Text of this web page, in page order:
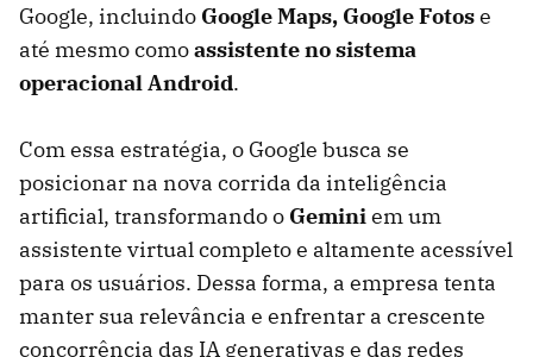
Google, incluindo Google Maps, Google Fotose
até mesmo comoassistente no sistema
operacional Android.
Com essa estratégia, o Google busca se
posicionar na nova corrida da inteligência
artificial, transformando o Gemini em um
assistente virtual completo e altamente acessível
para os usuários. Dessa forma, a empresa tenta
manter sua relevância e enfrentar a crescente
concorrência das IA generativas e das redes